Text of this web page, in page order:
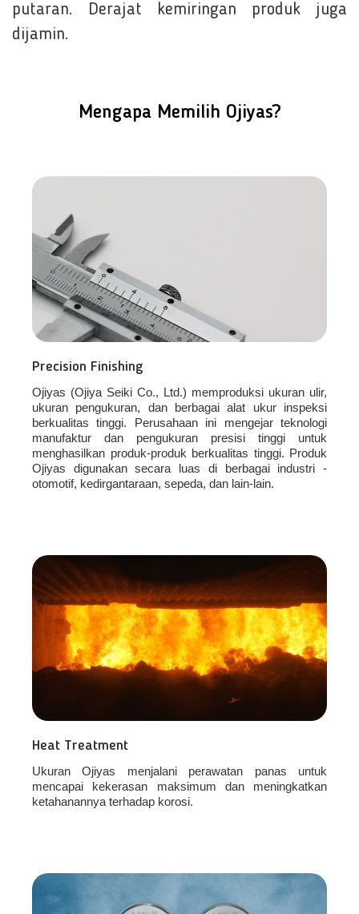
putaran. Derajat kemiringan produk juga
dijamin.
Mengapa Memilih Ojiyas?
Precision Finishing
Ojiyas (Ojiya Seiki Co., Ltd.) memproduksi ukuran ulir,
ukuran pengukuran, dan berbagai alat ukur inspeksi
berkualitas tinggi. Perusahaan ini mengejar teknologi
manufaktur dan pengukuran presisi tinggi untuk
menghasilkan produk-produk berkualitas tinggi. Produk
Ojiyas digunakan secara luas di berbagai industri -
otomotif, kedirgantaraan, sepeda, dan lain-lain.
Heat Treatment
Ukuran Ojiyas menjalani perawatan panas untuk
mencapai kekerasan maksimum dan meningkatkan
ketahanannya terhadap korosi.